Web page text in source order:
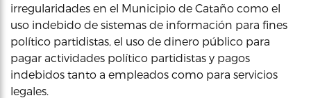
irregularidades en el Municipio de Cataño como el
uso indebido de sistemas de información para fines
político partidistas, el uso de dinero público para
pagar actividades político partidistas y pagos
indebidos tanto a empleados como para servicios
legales.